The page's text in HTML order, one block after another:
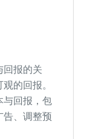
回报的关
的回报。
与回报，包
告、调整预